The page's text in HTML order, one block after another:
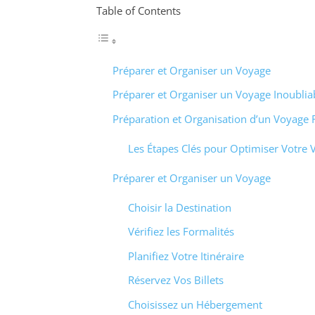
Table of Contents
Préparer et Organiser un Voyage
Préparer et Organiser un Voyage
Préparation et Organisation d’un Voyage
Les Étapes Clés pour Optimiser Votre
Préparer et Organiser un Voyage
Choisir la Destination
Vérifiez les Formalités
Planifiez Votre Itinéraire
Réservez Vos Billets
Choisissez un Hébergement